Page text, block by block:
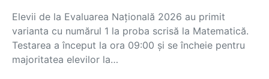
Elevii de la Evaluarea Națională 2026 au primit
varianta cu numărul 1 la proba scrisă la Matematică.
Testarea a început la ora 09:00 și se încheie pentru
majoritatea elevilor la…